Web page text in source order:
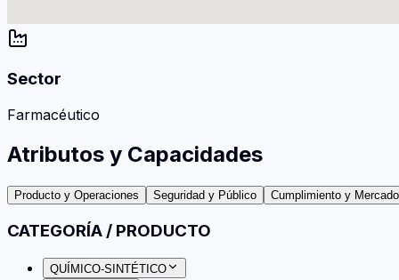
Sector
Farmacéutico
Atributos y Capacidades
Producto y Operaciones Seguridad y Público Cumplimiento y
CATEGORÍA / PRODUCTO
QUÍMICO-SINTÉTICO